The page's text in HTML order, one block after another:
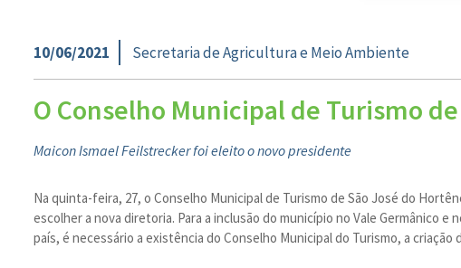
10/06/2021 Secretaria de Agricultura e Meio Ambiente
O Conselho Municipal de Turismo
Maicon Ismael Feilstrecker foi eleito o novo presidente
Na quinta-feira, 27, o Conselho Municipal de Turismo de São José do
escolher a nova diretoria. Para a inclusão do município no Vale Germânico e
país, é necessário a existência do Conselho Municipal do Turismo, a